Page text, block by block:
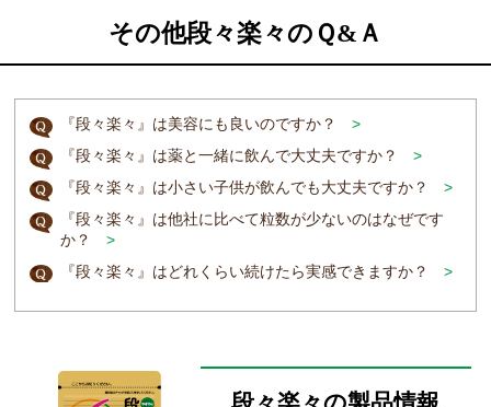
その他段々楽々のＱ&Ａ
『段々楽々』は美容にも良いのですか？
>
『段々楽々』は薬と一緒に飲んで大丈夫ですか？
>
『段々楽々』は小さい子供が飲んでも大丈夫ですか？
>
『段々楽々』は他社に比べて粒数が少ないのはなぜです
か？
>
『段々楽々』はどれくらい続けたら実感できますか？
>